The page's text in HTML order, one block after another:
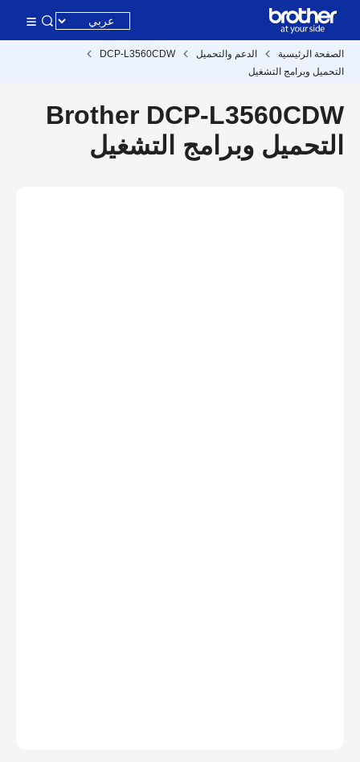
الصفحة الرئيسية الدعم والتحميل
DCP-L3560CDW
التحميل وبرامج التشغيل
Brother DCP-L3560CDW
التحميل وبرامج التشغيل